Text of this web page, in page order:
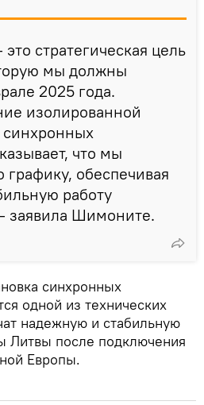
стратегическая цель
мы должны
2025 года.
изолированной
синхронных
что мы
обеспечивая
работу
заявила Шимоните.
синхронных
одной из технических
надежную и стабильную
Литвы после подключения
Европы.